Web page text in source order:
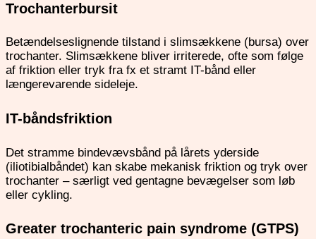
Trochanterbursit
Betændelseslignende tilstand i slimsækkene (bursa) over
trochanter. Slimsækkene bliver irriterede, ofte som følge
af friktion eller tryk fra fx et stramt IT-bånd eller
længerevarende sideleje.
IT-båndsfriktion
Det stramme bindevævsbånd på lårets yderside
(iliotibialbåndet) kan skabe mekanisk friktion og tryk over
trochanter – særligt ved gentagne bevægelser som løb
eller cykling.
Greater trochanteric pain syndrome (GTPS)